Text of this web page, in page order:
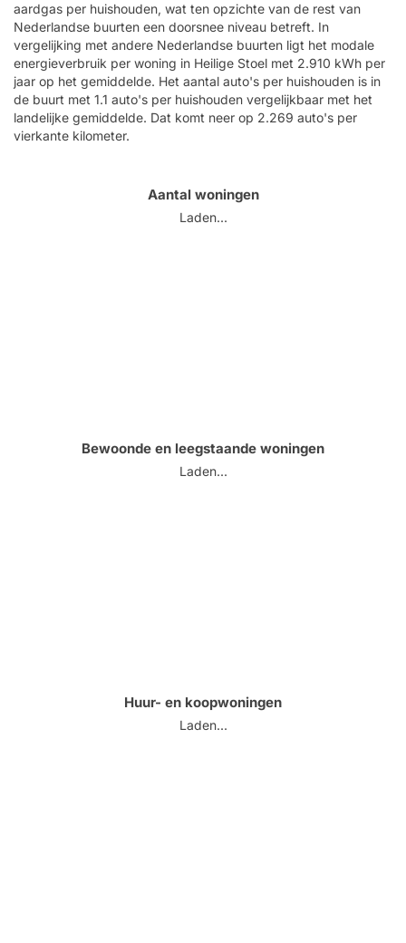
aardgas per huishouden, wat ten opzichte van de rest van
Nederlandse buurten een doorsnee niveau betreft. In
vergelijking met andere Nederlandse buurten ligt het modale
energieverbruik per woning in Heilige Stoel met 2.910 kWh per
jaar op het gemiddelde. Het aantal auto's per huishouden is in
de buurt met 1.1 auto's per huishouden vergelijkbaar met het
landelijke gemiddelde. Dat komt neer op 2.269 auto's per
vierkante kilometer.
Aantal woningen
Laden...
Bewoonde en leegstaande woningen
Laden...
Huur- en koopwoningen
Laden...